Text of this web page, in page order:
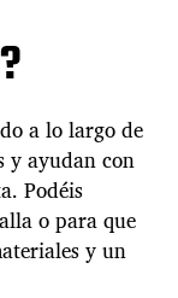
a lo largo de
y ayudan con
Podéis
o para que
y un